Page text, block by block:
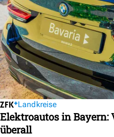
Landkreise
Elektroautos in Bayern:
überall